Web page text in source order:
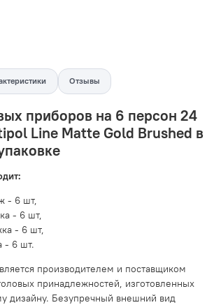
Отзывы
приборов на 6 персон 24
Line Matte Gold Brushed в
- 6 шт,
- 6 шт,
- 6 шт,
- 6 шт.
производителем и поставщиком
принадлежностей, изготовленных
дизайну. Безупречный внешний вид